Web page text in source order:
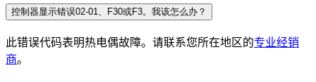
控制器显示错误02-01、F30或F3。我该怎么办？
此错误代码表明热电偶故障。请联系您所在地区的专业经销
商。